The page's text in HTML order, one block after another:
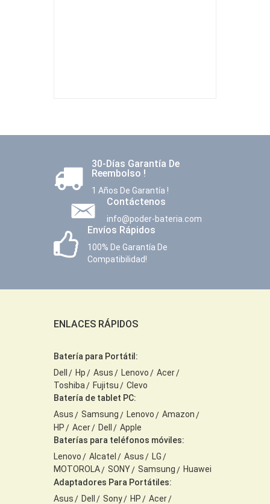
30-Días Garantía De
Reembolso !
1 Años De Garantía !
Contáctenos
info@poder-bateria.com
Envíos Rápidos
100% De Garantía De
Compatibilidad!
ENLACES RÁPIDOS
Batería para Portátil:
Dell
Hp Asus Lenovo
Acer
Toshiba
Fujitsu
Clevo
Batería de tablet PC:
Asus
Samsung Lenovo
Amazon
HP
Acer Dell
Apple
Baterías para teléfonos móviles:
Lenovo
Alcatel Asus
LG
MOTOROLA
SONY Samsung
Huawei
Adaptadores Para Portátiles:
Asus
Dell Sony HP
Acer